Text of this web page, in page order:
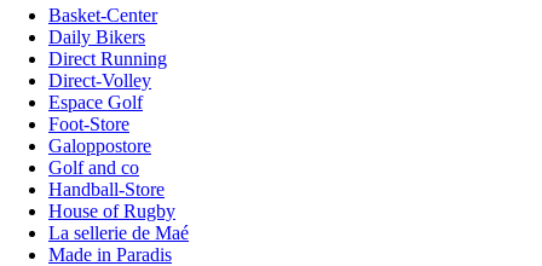
Basket-Center
Daily Bikers
Direct Running
Direct-Volley
Espace Golf
Foot-Store
Galoppostore
Golf and co
Handball-Store
House of Rugby
La sellerie de Maé
Made in Paradis